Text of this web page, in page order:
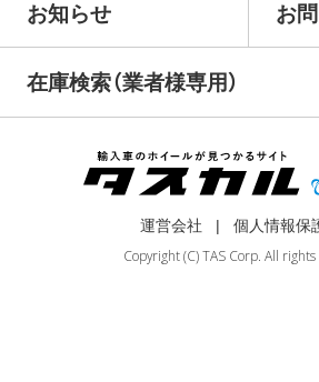
お知らせ お
在庫検索（業者様専用）
運営会社
個人情報保
Copyright (C) TAS Corp. All rights